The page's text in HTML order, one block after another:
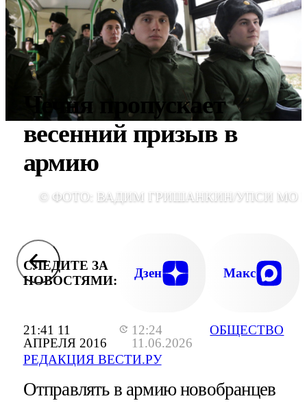
21:41 11
АПРЕЛЯ 2016
12:24
11.06.2026
РЕДАКЦИЯ ВЕСТИ.РУ
ОБЩЕСТВО
Чечня пропускает
весенний призыв в
армию
© ФОТО: ВАДИМ ГРИШАНКИН/УПСИ МО
СЛЕДИТЕ ЗА
НОВОСТЯМИ:
Дзен Макс
Отправлять в армию новобранцев